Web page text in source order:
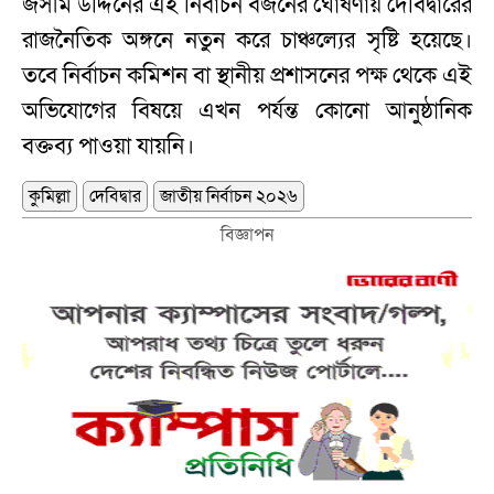
রাজনৈতিক অঙ্গনে নতুন করে চাঞ্চল্যের সৃষ্টি হয়েছে।
তবে নির্বাচন কমিশন বা স্থানীয় প্রশাসনের পক্ষ থেকে এই
অভিযোগের বিষয়ে এখন পর্যন্ত কোনো আনুষ্ঠানিক
বক্তব্য পাওয়া যায়নি।
কুমিল্লা দেবিদ্বার
জাতীয় নির্বাচন ২০২৬
বিজ্ঞাপন